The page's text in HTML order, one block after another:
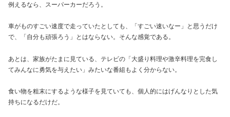
例えるなら、スーパーカーだろう。
車がものすごい速度で走っていたとしても、「すごい速いなー」と思うだけ
で、「自分も頑張ろう」とはならない。そんな感覚である。
あとは、家族がたまに見ている、テレビの「大盛り料理や激辛料理を完食し
てみんなに勇気を与えたい」みたいな番組もよく分からない。
食い物を粗末にするような様子を見ていても、個人的にはげんなりとした気
持ちになるだけだ。